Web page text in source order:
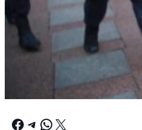
Facebook Telegram WhatsApp X